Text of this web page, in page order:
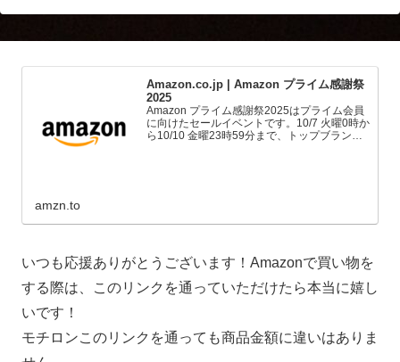
Amazon.co.jp | Amazon プライム感謝祭
2025
Amazon プライム感謝祭2025はプライム会員
に向けたセールイベントです。10/7 火曜0時か
ら10/10 金曜23時59分まで、トップブランド
amzn.to
いつも応援ありがとうございます！Amazonで買い物を
する際は、このリンクを通っていただけたら本当に嬉し
いです！
モチロンこのリンクを通っても商品金額に違いはありま